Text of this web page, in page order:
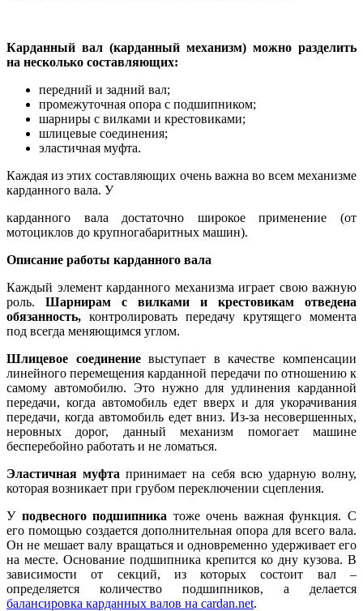
Карданный вал (карданный механизм) можно разделить
на несколько составляющих:
передний и задний вал;
промежуточная опора с подшипником;
шарниры с вилками и крестовиками;
шлицевые соединения;
эластичная муфта.
Каждая из этих составляющих очень важна во всем механизме
карданного вала. У
карданного вала достаточно широкое применение (от
мотоциклов до крупногабаритных машин).
Описание работы карданного вала
Каждый элемент карданного механизма играет свою важную
роль. Шарнирам с вилками и крестовикам отведена
обязанность, контролировать передачу крутящего момента
под всегда меняющимся углом.
Шлицевое соединениевыступает в качестве компенсации
линейного перемещения карданной передачи по отношению к
самому автомобилю. Это нужно для удлинения карданной
передачи, когда автомобиль едет вверх и для укорачивания
передачи, когда автомобиль едет вниз. Из-за несовершенных,
неровных дорог, данный механизм помогает машине
бесперебойно работать и не ломаться.
Эластичная муфта принимает на себя всю ударную волну,
которая возникает при грубом переключении сцепления.
У подвесного подшипника тоже очень важная функция. С
его помощью создается дополнительная опора для всего вала.
Он не мешает валу вращаться и одновременно удерживает его
на месте. Основание подшипника крепится ко дну кузова. В
зависимости от секций, из которых состоит вал –
определяется количество подшипников, а делается
балансировка карданных валов на cardan.net.